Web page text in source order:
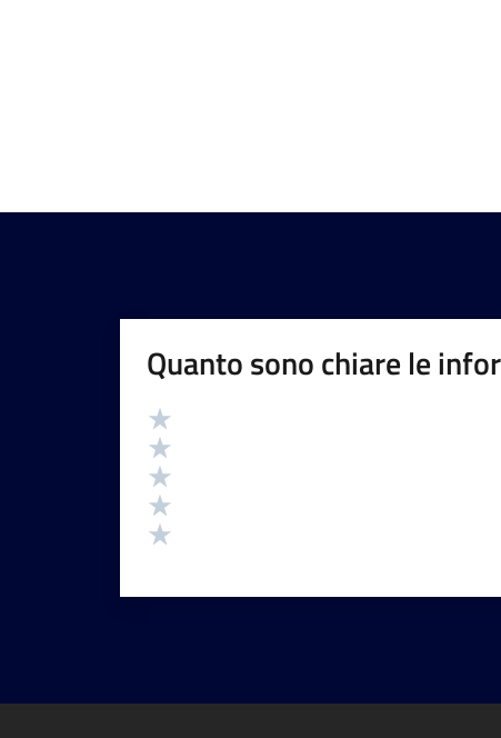
Quanto sono chiare le
Valutazione